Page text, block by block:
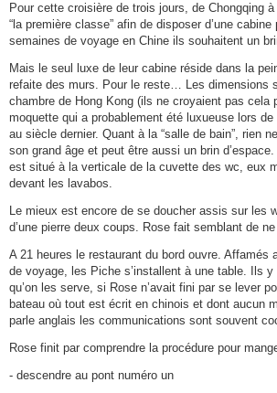
Pour cette croisière de trois jours, de Chongqing
“la première classe” afin de disposer d’une
semaines de voyage en Chine ils souhaitent un
Mais le seul luxe de leur cabine réside dans la
refaite des murs. Pour le reste… Les dimensions
chambre de Hong Kong (ils ne croyaient pas cela
moquette qui a probablement été luxueuse lors
au siècle dernier. Quant à la “salle de bain”, rien
son grand âge et peut être aussi un brin
est situé à la verticale de la cuvette des wc, eux
devant les lavabos.
Le mieux est encore de se doucher assis sur les
d’une pierre deux coups. Rose fait semblant de
A 21 heures le restaurant du bord ouvre. Affamés
de voyage, les Piche s’installent à une table. Ils
qu’on les serve, si Rose n’avait fini par se lever
bateau où tout est écrit en chinois et dont aucun
parle anglais les communications sont souvent
Rose finit par comprendre la procédure pour
- descendre au pont numéro un